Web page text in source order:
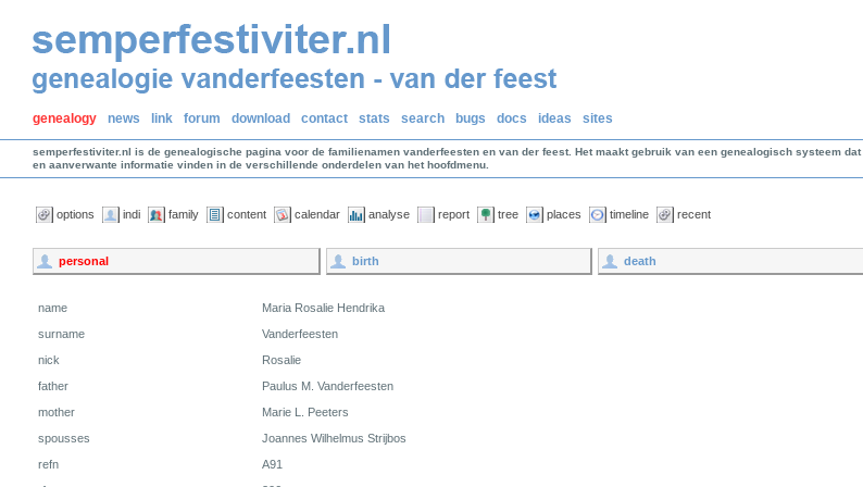
genealogy news link forum download contact stats search bugs docs ideas sites
semperfestiviter.nl is de genealogische pagina voor de familienamen vanderfeesten en van der feest. Het maakt gebruik van een genealogisch systeem
en aanverwante informatie vinden in de verschillende onderdelen van het hoofdmenu.
options indi family content calendar analyse report tree places timeline recent
personal birth death
name
Maria Rosalie Hendrika
surname
Vanderfeesten
nick
Rosalie
father
Paulus M. Vanderfeesten
mother
Marie L. Peeters
spousses
Joannes Wilhelmus Strijbos
refn
A91